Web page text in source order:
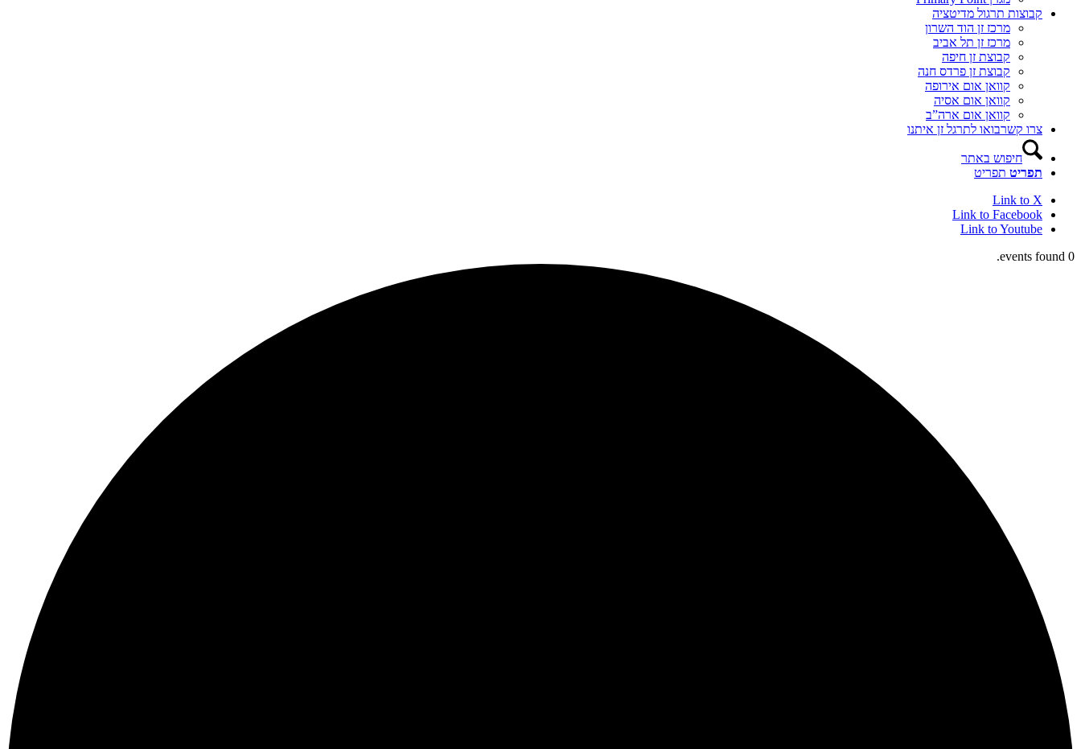
קבוצות תרגול מדיטציה
מרכז זן הוד השרון
מרכז זן תל אביב
קבוצת זן חיפה
קבוצת זן פרדס חנה
קוואן אום אירופה
קוואן אום אסיה
קוואן אום ארה”ב
צרו קשרבואו לתרגל זן איתנו
חיפוש באתר
תפריט תפריט
Link to X
Link to Facebook
Link to Youtube
0 events found.